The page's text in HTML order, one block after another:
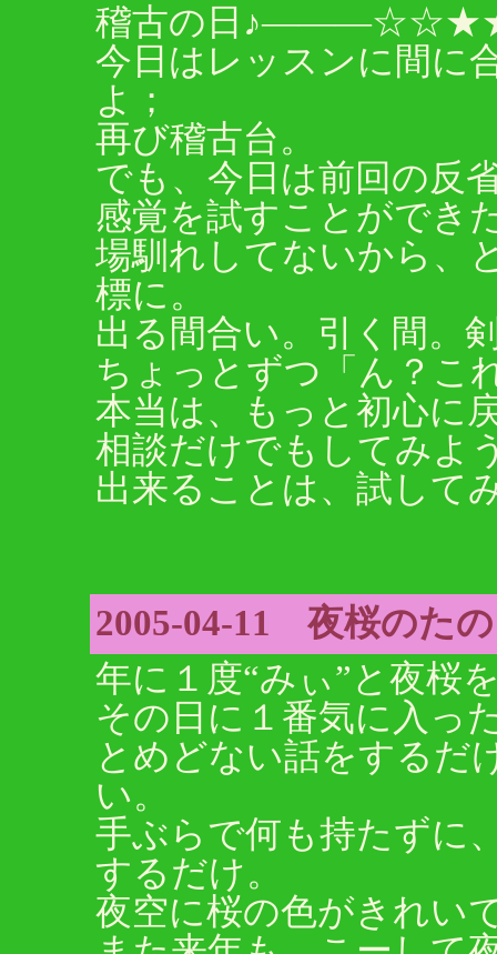
稽古の日
今日はレッスンに間に
よ；
再び稽古台。
でも、今日は前回の反
感覚を試すことができ
場馴れしてないから、
標に。
出る間合い。引く間。
ちょっとずつ「ん？こ
本当は、もっと初心に
相談だけでもしてみよ
出来ることは、試して
2005-04-11 夜桜のた
年に１度“みぃ”と夜桜
その日に１番気に入っ
とめどない話をするだ
い。
手ぶらで何も持たずに
するだけ。
夜空に桜の色がきれい